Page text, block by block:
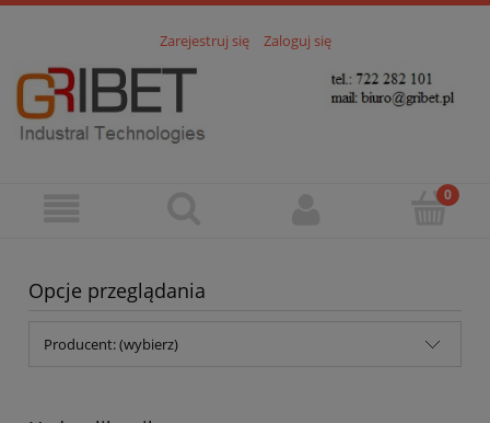
Zarejestruj się Zaloguj się
Opcje przeglądania
Producent: (wybierz)